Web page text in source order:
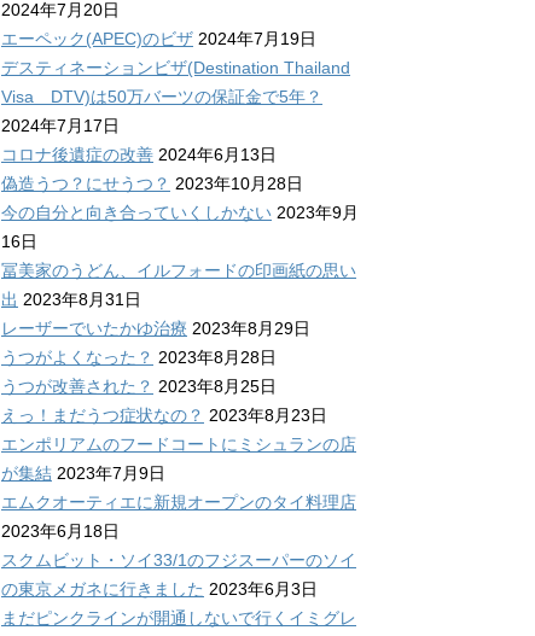
2024年7月20日
エーペック(APEC)のビザ 2024年7月19日
デスティネーションビザ(Destination Thailand
Visa DTV)は50万バーツの保証金で5年？
2024年7月17日
コロナ後遺症の改善 2024年6月13日
偽造うつ？にせうつ？ 2023年10月28日
今の自分と向き合っていくしかない 2023年9月
16日
冨美家のうどん、イルフォードの印画紙の思い
出 2023年8月31日
レーザーでいたかゆ治療 2023年8月29日
うつがよくなった？ 2023年8月28日
うつが改善された？ 2023年8月25日
えっ！まだうつ症状なの？ 2023年8月23日
エンポリアムのフードコートにミシュランの店
が集結 2023年7月9日
エムクオーティエに新規オープンのタイ料理店
2023年6月18日
スクムビット・ソイ33/1のフジスーパーのソイ
の東京メガネに行きました 2023年6月3日
まだピンクラインが開通しないで行くイミグレ